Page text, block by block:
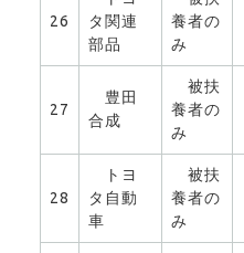
26
タ関連
部品
養者の
み
27
豊田
合成
被扶
養者の
み
28
トヨ
タ自動
車
被扶
養者の
み